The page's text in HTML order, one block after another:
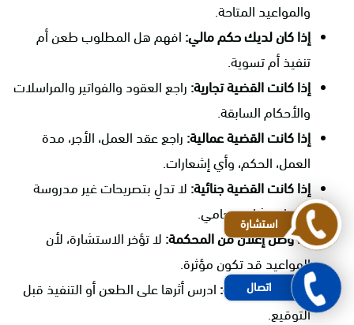
والمواعيد المتاحة.
إذا كان لديك حكم مالي: افهم هل المطلوب طعن أم
تنفيذ أم تسوية.
إذا كانت القضية تجارية: راجع العقود والفواتير والمراسلات
والأحكام السابقة.
إذا كانت القضية عمالية: راجع عقد العمل، الأجر، مدة
العمل، الحكم، وأي إشعارات.
إذا كانت القضية جنائية: لا تدلِ بتصريحات غير مدروسة
قبل استشارة محامي.
إذا وصل إعلان من المحكمة: لا تؤخر الاستشارة، لأن
المواعيد قد تكون مؤثرة.
إذا عُرضت تسوية: ادرس أثرها على الطعن أو التنفيذ قبل
التوقيع.
اتصال
استشارة